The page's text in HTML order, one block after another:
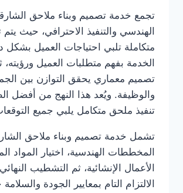
تجمع خدمة تصميم وبناء ملاحق
الهندسي والتنفيذ الاحترافي، حيث
متكاملة تلبي احتياجات العميل بشكل
الخدمة بفهم متطلبات العميل ورؤيته،
تصميم معماري يحقق التوازن بين
والوظيفة. ويُعد هذا النهج من أفضل
تنفيذ ملحق متكامل يلبي جميع
تشمل خدمة تصميم وبناء ملاحق
المخططات الهندسية، اختيار المواد
الأعمال الإنشائية، ثم التشطيب
الالتزام التام بمعايير الجودة